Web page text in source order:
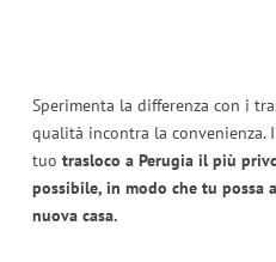
Sperimenta la differenza con i
qualità incontra la
tuo trasloco a Perugia il più
possibile, in modo che tu possa
nuova casa.